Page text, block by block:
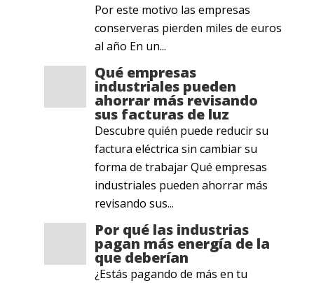
Por este motivo las empresas
conserveras pierden miles de euros
al año En un...
Qué empresas
industriales pueden
ahorrar más revisando
sus facturas de luz
Descubre quién puede reducir su
factura eléctrica sin cambiar su
forma de trabajar Qué empresas
industriales pueden ahorrar más
revisando sus...
Por qué las industrias
pagan más energía de la
que deberían
¿Estás pagando de más en tu